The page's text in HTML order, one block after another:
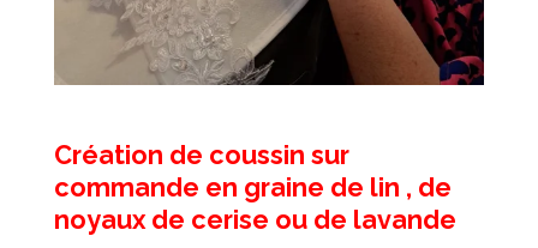
Création de coussin sur
commande en graine de lin , de
noyaux de cerise ou de lavande